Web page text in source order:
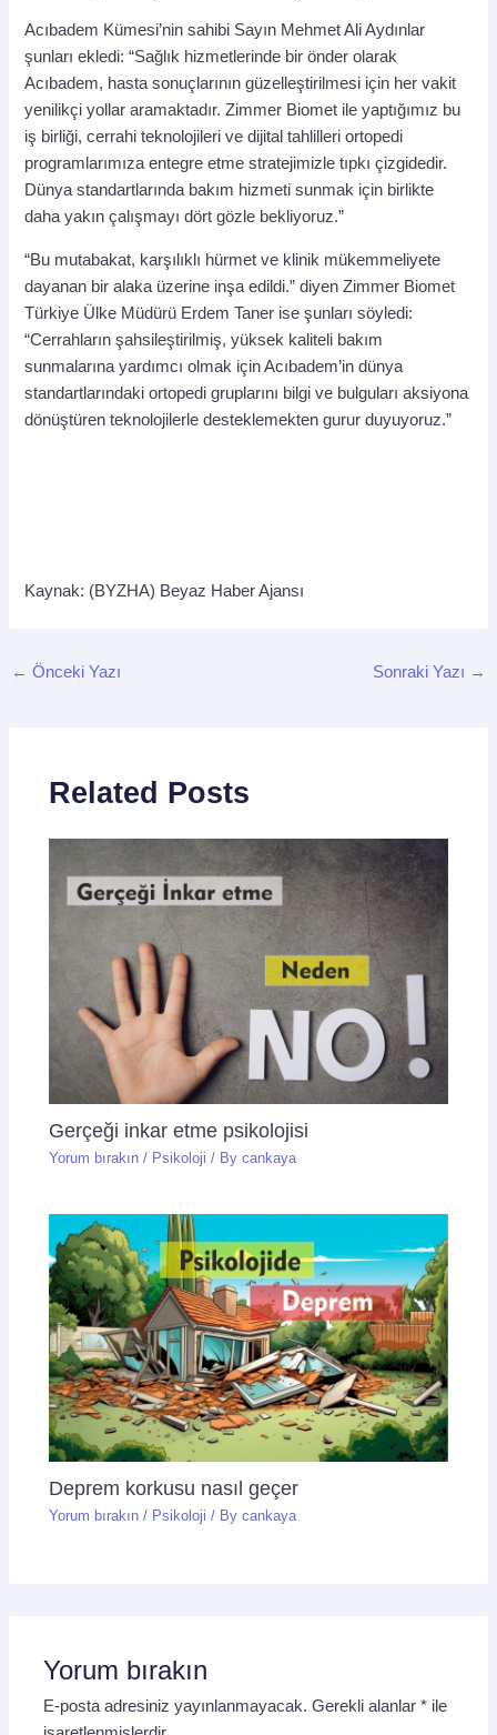
Acıbadem Kümesi’nin sahibi Sayın Mehmet Ali Aydınlar
şunları ekledi: “Sağlık hizmetlerinde bir önder olarak
Acıbadem, hasta sonuçlarının güzelleştirilmesi için her vakit
yenilikçi yollar aramaktadır. Zimmer Biomet ile yaptığımız bu
iş birliği, cerrahi teknolojileri ve dijital tahlilleri ortopedi
programlarımıza entegre etme stratejimizle tıpkı çizgidedir.
Dünya standartlarında bakım hizmeti sunmak için birlikte
daha yakın çalışmayı dört gözle bekliyoruz.”
“Bu mutabakat, karşılıklı hürmet ve klinik mükemmeliyete
dayanan bir alaka üzerine inşa edildi.” diyen Zimmer Biomet
Türkiye Ülke Müdürü Erdem Taner ise şunları söyledi:
“Cerrahların şahsileştirilmiş, yüksek kaliteli bakım
sunmalarına yardımcı olmak için Acıbadem’in dünya
standartlarındaki ortopedi gruplarını bilgi ve bulguları aksiyona
dönüştüren teknolojilerle desteklemekten gurur duyuyoruz.”
Kaynak: (BYZHA) Beyaz Haber Ajansı
← Önceki Yazı Sonraki Yazı →
Related Posts
Gerçeği inkar etme psikolojisi
Yorum bırakın / Psikoloji / Bycankaya
Deprem korkusu nasıl geçer
Yorum bırakın / Psikoloji / Bycankaya
Yorum bırakın
E-posta adresiniz yayınlanmayacak. Gerekli alanlar* ile